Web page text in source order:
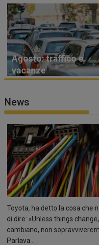
Agosto: traffico e
vacanze
News
Toyota, ha detto la cosa che
di dire: «Unless things
cambiano, non
Parlava...